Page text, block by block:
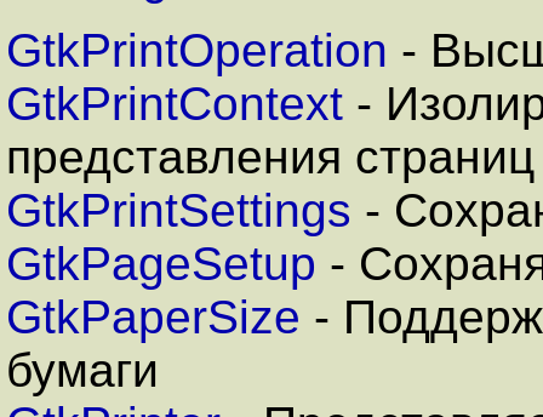
GtkPrintOperation -
GtkPrintContext -
представления страниц
GtkPrintSettings -
GtkPageSetup -
GtkPaperSize -
бумаги